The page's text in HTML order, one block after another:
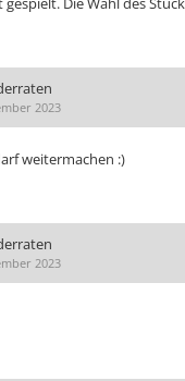
2023
weitermachen :)
2023